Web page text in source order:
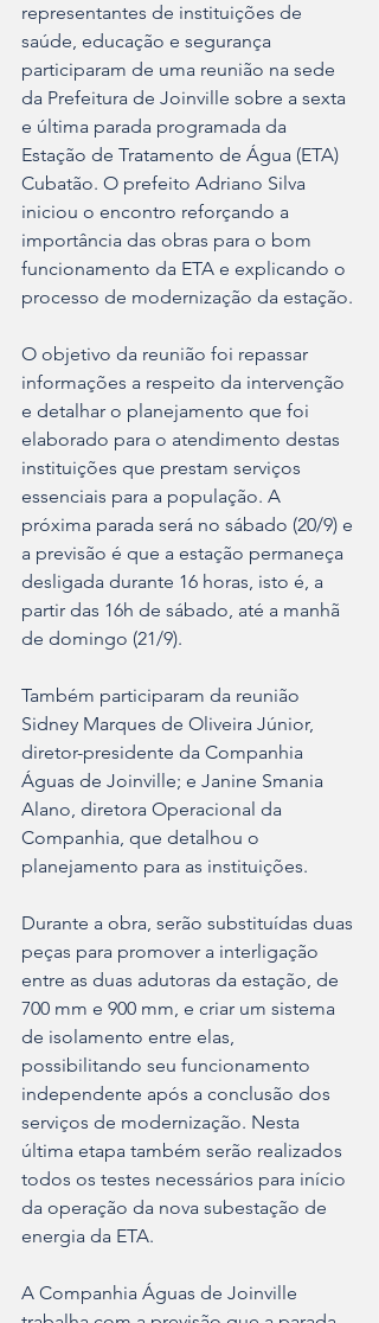
representantes de instituições de
saúde, educação e segurança
participaram de uma reunião na sede
da Prefeitura de Joinville sobre a sexta
e última parada programada da
Estação de Tratamento de Água (ETA)
Cubatão. O prefeito Adriano Silva
iniciou o encontro reforçando a
importância das obras para o bom
funcionamento da ETA e explicando o
processo de modernização da estação.
O objetivo da reunião foi repassar
informações a respeito da intervenção
e detalhar o planejamento que foi
elaborado para o atendimento destas
instituições que prestam serviços
essenciais para a população. A
próxima parada será no sábado (20/9) e
a previsão é que a estação permaneça
desligada durante 16 horas, isto é, a
partir das 16h de sábado, até a manhã
de domingo (21/9).
Também participaram da reunião
Sidney Marques de Oliveira Júnior,
diretor-presidente da Companhia
Águas de Joinville; e Janine Smania
Alano, diretora Operacional da
Companhia, que detalhou o
planejamento para as instituições.
Durante a obra, serão substituídas duas
peças para promover a interligação
entre as duas adutoras da estação, de
700 mm e 900 mm, e criar um sistema
de isolamento entre elas,
possibilitando seu funcionamento
independente após a conclusão dos
serviços de modernização. Nesta
última etapa também serão realizados
todos os testes necessários para início
da operação da nova subestação de
energia da ETA.
A Companhia Águas de Joinville